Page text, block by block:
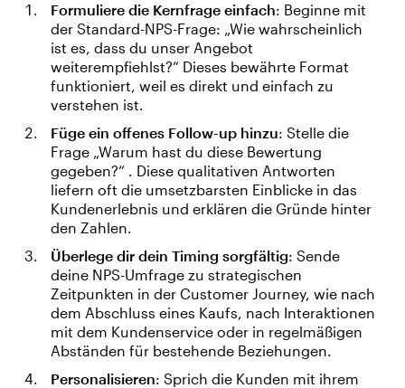
Formuliere die Kernfrage einfach: Beginne mit
der Standard-NPS-Frage: „Wie wahrscheinlich
ist es, dass du unser Angebot
weiterempfiehlst?“ Dieses bewährte Format
funktioniert, weil es direkt und einfach zu
verstehen ist.
Füge ein offenes Follow-up hinzu: Stelle die
Frage „Warum hast du diese Bewertung
gegeben?“ . Diese qualitativen Antworten
liefern oft die umsetzbarsten Einblicke in das
Kundenerlebnis und erklären die Gründe hinter
den Zahlen.
Überlege dir dein Timing sorgfältig: Sende
deine NPS-Umfrage zu strategischen
Zeitpunkten in der Customer Journey, wie nach
dem Abschluss eines Kaufs, nach Interaktionen
mit dem Kundenservice oder in regelmäßigen
Abständen für bestehende Beziehungen.
Personalisieren: Sprich die Kunden mit ihrem